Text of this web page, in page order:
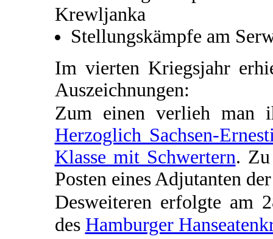
Krewljanka
Stellungskämpfe am
Im vierten Kriegsjahr
Auszeichnungen:
Zum einen verlieh
Herzoglich Sachsen-
Klasse mit Schwertern. Zu
Posten eines Adjutanten
Desweiteren erfolgte am
des Hamburger